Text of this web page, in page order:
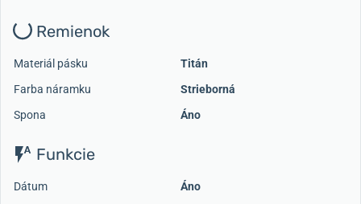
Remienok
Materiál pásku
Titán
Farba náramku
Strieborná
Spona
Áno
Funkcie
Dátum
Áno